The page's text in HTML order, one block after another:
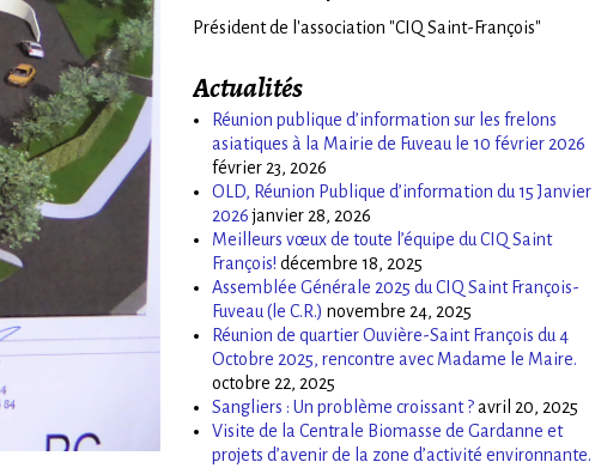
Président de l'association "CIQ Saint-François"
Actualités
Réunion publique d’information sur les frelons
asiatiques à la Mairie de Fuveau le 10 février 2026
février 23, 2026
OLD, Réunion Publique d’information du 15 Janvier
2026 janvier 28, 2026
Meilleurs vœux de toute l’équipe du CIQ Saint
François! décembre 18, 2025
Assemblée Générale 2025 du CIQ Saint François-
Fuveau (le C.R.) novembre 24, 2025
Réunion de quartier Ouvière-Saint François du 4
Octobre 2025, rencontre avec Madame le Maire.
octobre 22, 2025
Sangliers : Un problème croissant ?avril 20, 2025
Visite de la Centrale Biomasse de Gardanne et
projets d’avenir de la zone d’activité environnante.